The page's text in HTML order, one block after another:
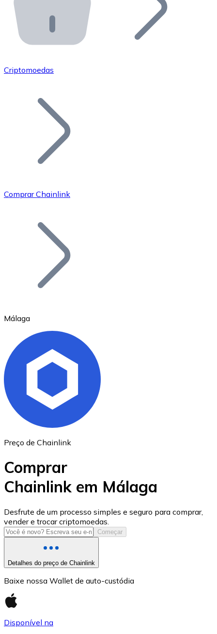
API Bitnovo
Integre nossa API no seu ecossistema.
Junte-se à nossa rede de revendedores e comercialize
Adicione o token do seu projeto ao nosso serviço de
Bitcoin
Ethereum
USD Coin
USDC
Criptomoedas
Comprar Chainlink
Málaga
Preço de Chainlink
Comprar
Chainlink em Málaga
Desfrute de um processo simples e seguro para comprar,
vender e trocar criptomoedas.
Começar
Detalhes do preço de Chainlink
Baixe nossa Wallet de auto-custódia
Disponível na